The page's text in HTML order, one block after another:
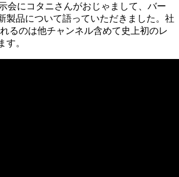
会にコタニさんがおじゃまして、バー
製品について語っていただきました。社
るのは他チャンネル含めて史上初のレ
す。